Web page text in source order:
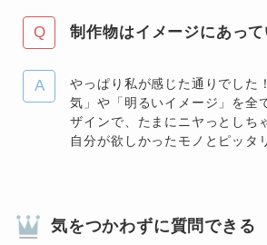
制作物はイメージにあって
やっぱり私が感じた通りでした
気」や「明るいイメージ」を全
ザインで、たまにニヤっとしち
自分が欲しかったモノとピッタ
気をつかわずに質問できる